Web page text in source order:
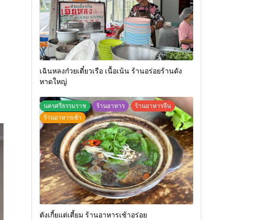
เฉินหลงก๋วยเตี๋ยวเรือ เนื้อเน้น ร้านอร่อยร้านดัง
หาดใหญ่
นครศรีธรรมราช ร้านอาหาร
ร้านอาหารจีน
ร้านอาหารเช้า
ตังเกี้ยแต่เตี้ยม ร้านอาหารเช้าอร่อย